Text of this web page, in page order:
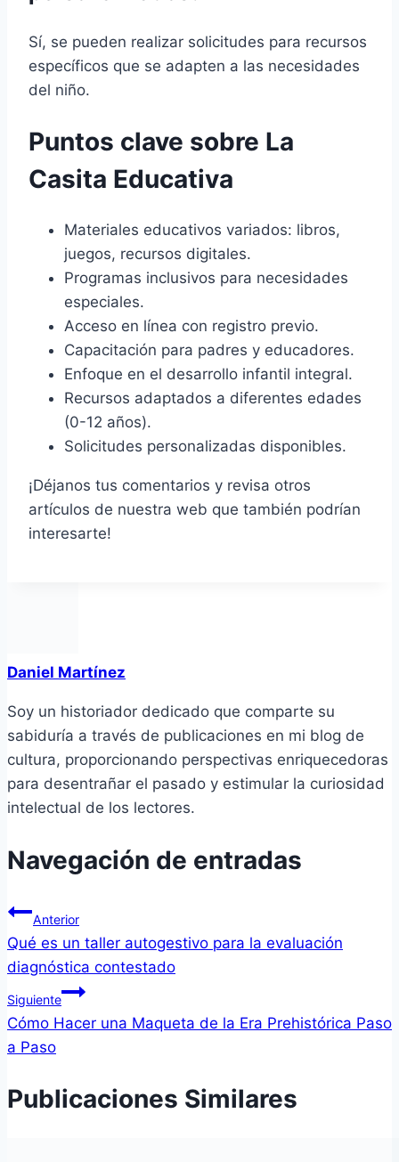
Sí, se pueden realizar solicitudes para recursos
específicos que se adapten a las necesidades
del niño.
Puntos clave sobre La
Casita Educativa
Materiales educativos variados: libros,
juegos, recursos digitales.
Programas inclusivos para necesidades
especiales.
Acceso en línea con registro previo.
Capacitación para padres y educadores.
Enfoque en el desarrollo infantil integral.
Recursos adaptados a diferentes edades
(0-12 años).
Solicitudes personalizadas disponibles.
¡Déjanos tus comentarios y revisa otros
artículos de nuestra web que también podrían
interesarte!
Daniel Martínez
Soy un historiador dedicado que comparte su
sabiduría a través de publicaciones en mi blog de
cultura, proporcionando perspectivas enriquecedoras
para desentrañar el pasado y estimular la curiosidad
intelectual de los lectores.
Navegación de entradas
Anterior
Qué es un taller autogestivo para la evaluación
diagnóstica contestado
Siguiente
Cómo Hacer una Maqueta de la Era Prehistórica Paso
a Paso
Publicaciones Similares